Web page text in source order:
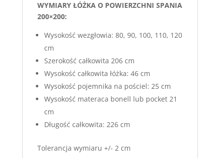
WYMIARY ŁÓŻKA O POWIERZCHNI SPANIA
200×200:
Wysokość wezgłowia: 80, 90, 100, 110, 120
cm
Szerokość całkowita 206 cm
Wysokość całkowita łóżka: 46 cm
Wysokość pojemnika na pościel: 25 cm
Wysokość materaca bonell lub pocket 21
cm
Długość całkowita: 226 cm
Tolerancja wymiaru +/- 2 cm